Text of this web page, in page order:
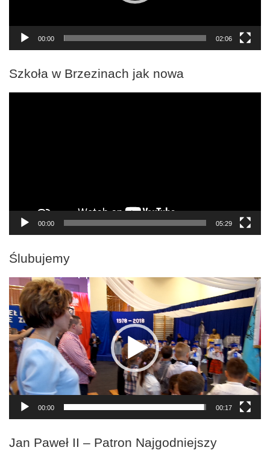
00:00 02:06
Szkoła w Brzezinach jak nowa
00:00 05:29
Ślubujemy
Odtwarzacz
video
00:00 00:17
Jan Paweł II – Patron Najgodniejszy